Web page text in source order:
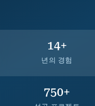
14+
년의 경험
750+